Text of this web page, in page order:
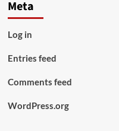
Meta
Log in
Entries feed
Comments feed
WordPress.org